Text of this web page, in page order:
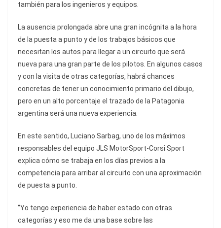
también para los ingenieros y equipos.
La ausencia prolongada abre una gran incógnita a la hora
de la puesta a punto y de los trabajos básicos que
necesitan los autos para llegar a un circuito que será
nueva para una gran parte de los pilotos. En algunos casos
y con la visita de otras categorías, habrá chances
concretas de tener un conocimiento primario del dibujo,
pero en un alto porcentaje el trazado de la Patagonia
argentina será una nueva experiencia.
En este sentido, Luciano Sarbag, uno de los máximos
responsables del equipo JLS MotorSport-Corsi Sport
explica cómo se trabaja en los días previos a la
competencia para arribar al circuito con una aproximación
de puesta a punto.
“Yo tengo experiencia de haber estado con otras
categorías y eso me da una base sobre las